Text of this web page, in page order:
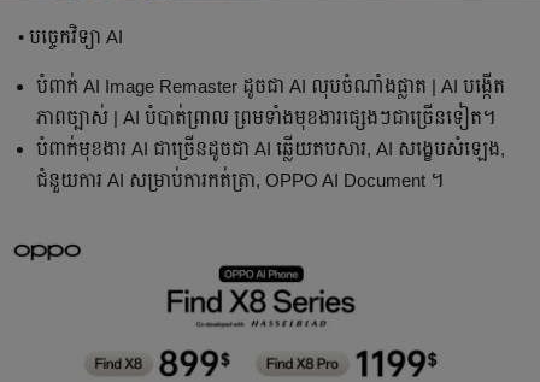
• បច្ចេកវិទ្យា AI
បំពាក់ AI Image Remaster ដូចជា AI លុបចំណាំងផ្លាត | AI បង្កើត
ភាពច្បាស់ | AI បំបាត់ព្រាល ព្រមទាំងមុខងារផ្សេងៗជាច្រើនទៀត។
បំពាក់មុខងារ AI ជាច្រើនដូចជា AI ឆ្លើយតបសារ, AI សង្ខេបសំឡេង,
ជំនួយការ AI សម្រាប់ការកត់ត្រា, OPPO AI Document ។